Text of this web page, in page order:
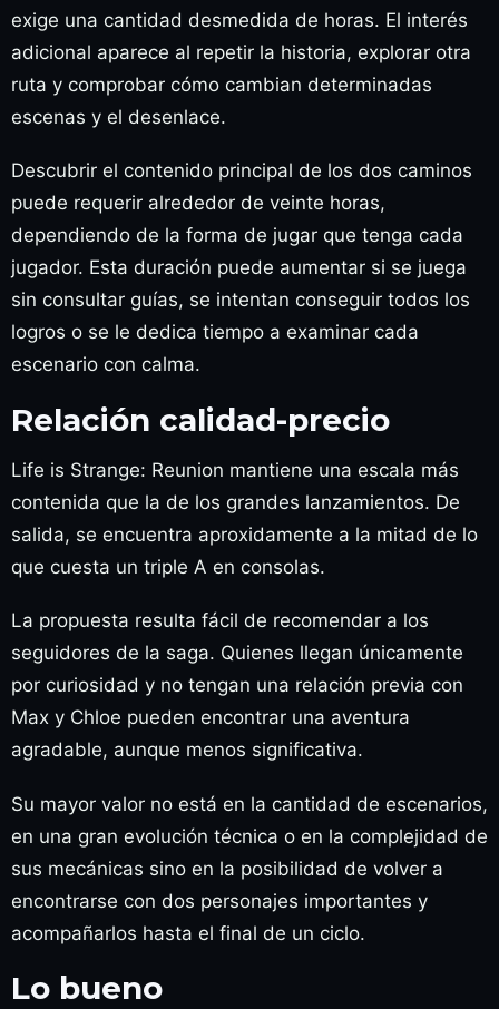
exige una cantidad desmedida de horas. El interés
adicional aparece al repetir la historia, explorar otra
ruta y comprobar cómo cambian determinadas
escenas y el desenlace.
Descubrir el contenido principal de los dos caminos
puede requerir alrededor de veinte horas,
dependiendo de la forma de jugar que tenga cada
jugador. Esta duración puede aumentar si se juega
sin consultar guías, se intentan conseguir todos los
logros o se le dedica tiempo a examinar cada
escenario con calma.
Relación calidad-precio
Life is Strange: Reunion mantiene una escala más
contenida que la de los grandes lanzamientos. De
salida, se encuentra aproxidamente a la mitad de lo
que cuesta un triple A en consolas.
La propuesta resulta fácil de recomendar a los
seguidores de la saga. Quienes llegan únicamente
por curiosidad y no tengan una relación previa con
Max y Chloe pueden encontrar una aventura
agradable, aunque menos significativa.
Su mayor valor no está en la cantidad de escenarios,
en una gran evolución técnica o en la complejidad de
sus mecánicas sino en la posibilidad de volver a
encontrarse con dos personajes importantes y
acompañarlos hasta el final de un ciclo.
Lo bueno